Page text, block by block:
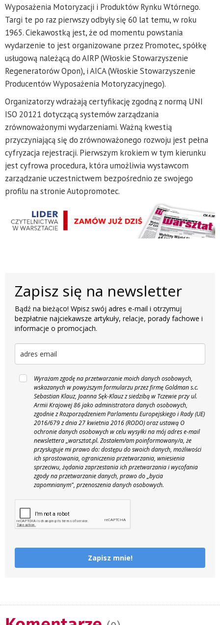
Wyposażenia Motoryzacji i Produktów Rynku Wtórnego.
Targi te po raz pierwszy odbyły się 60 lat temu, w roku
1965. Ciekawostką jest, że od momentu powstania
wydarzenie to jest organizowane przez Promotec, spółkę
usługową należącą do AIRP (Włoskie Stowarzyszenie
Regeneratorów Opon), i AICA (Włoskie Stowarzyszenie
Producentów Wyposażenia Motoryzacyjnego).
Organizatorzy wdrażają certyfikację zgodną z normą UNI
ISO 20121 dotyczącą systemów zarządzania
zrównoważonymi wydarzeniami. Ważną kwestią
przyczyniającą się do zrównoważonego rozwoju jest pełna
cyfryzacja rejestracji. Pierwszym krokiem w tym kierunku
jest cyfrowa procedura, która umożliwia wystawcom
zarządzanie uczestnictwem bezpośrednio ze swojego
profilu na stronie Autopromotec.
Zapisz się na newsletter
Bądź na bieżąco! Wpisz swój adres e-mail i otrzymuj
bezpłatnie najciekawsze artykuły, relacje, porady fachowe i
informacje o promocjach.
Wyrażam zgodę na przetwarzanie moich danych osobowych,
wskazanych w powyższym formularzu przez firmę Goldman s.c.
Sebastian Klauz, Joanna Sęk-Klauz z siedzibą w Tczewie przy ul.
Armii Krajowej 86 jako administratora danych osobowych,
zgodnie z Rozporządzeniem Parlamentu Europejskiego i Rady (UE)
2016/679 z dnia 27 kwietnia 2016 (RODO) oraz ustawą O
ochronie danych osobowych w celu wysyłki na mój adres e-mail
newslettera „warsztat.pl. Zostałem/am poinformowany/a, że
przysługuje mi prawo do: dostępu do swoich danych, możliwości
ich sprostowania, ograniczenia przetwarzania, wniesienia
sprzeciwu, żądania zaprzestania ich przetwarzania i wycofania
zgody na przetwarzanie danych, prawo do „bycia
zapomnianym", przenoszenia danych osobowych.
Zapisz mnie!